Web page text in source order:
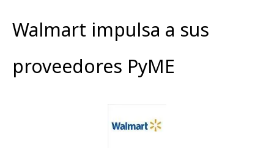
Walmart impulsa a sus
proveedores PyME